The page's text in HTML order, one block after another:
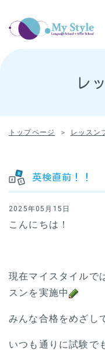
レ
トップページ レッスン
英検直前！！
2025年05月15日
こんにちは！
現在マイスタイルで
スンを実施中
みんな合格をめざし
いつも通りに試験で